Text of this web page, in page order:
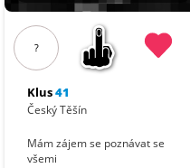
?
Klus41
Český Těšín
Mám zájem se poznávat se
všemi